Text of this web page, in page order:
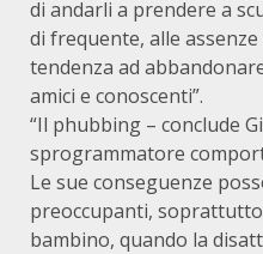
di andarli a prendere a
di frequente, alle
tendenza ad
amici e conoscenti”.
“Il phubbing – conclude
sprogrammatore
Le sue conseguenze
preoccupanti,
bambino, quando la